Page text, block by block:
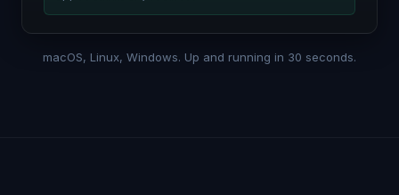
macOS, Linux, Windows. Up and running in 30 seconds.